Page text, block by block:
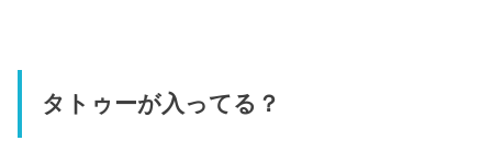
タトゥーが入ってる？